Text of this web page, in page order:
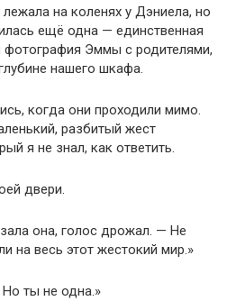
на коленях у Дэниела, но
ещё одна — единственная
фотография Эммы с родителями,
нашего шкафа.
когда они проходили мимо.
разбитый жест
я не знал, как ответить.
двери.
она, голос дрожал. — Не
на весь этот жестокий мир.»
ты не одна.»